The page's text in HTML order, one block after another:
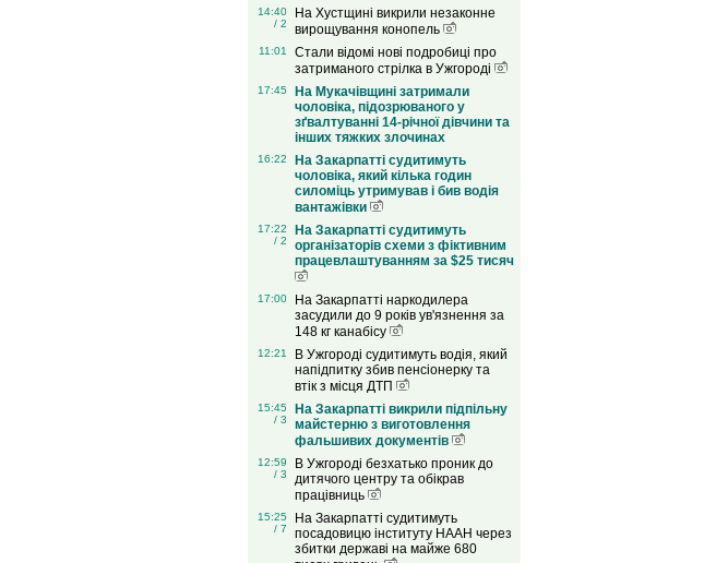
14:40
/ 2
На Хустщині викрили незаконне
вирощування конопель
11:01
Стали відомі нові подробиці про
затриманого стрілка в Ужгороді
17:45
На Мукачівщині затримали
чоловіка, підозрюваного у
зґвалтуванні 14-річної дівчини та
інших тяжких злочинах
16:22
На Закарпатті судитимуть
чоловіка, який кілька годин
силоміць утримував і бив водія
вантажівки
17:22
/ 2
На Закарпатті судитимуть
організаторів схеми з фіктивним
працевлаштуванням за $25 тисяч
17:00
На Закарпатті наркодилера
засудили до 9 років ув'язнення за
148 кг канабісу
12:21
В Ужгороді судитимуть водія, який
напідпитку збив пенсіонерку та
втік з місця ДТП
15:45
/ 3
На Закарпатті викрили підпільну
майстерню з виготовлення
фальшивих документів
12:59
/ 3
В Ужгороді безхатько проник до
дитячого центру та обікрав
працівниць
15:25
/ 7
На Закарпатті судитимуть
посадовицю інституту НААН через
збитки державі на майже 680